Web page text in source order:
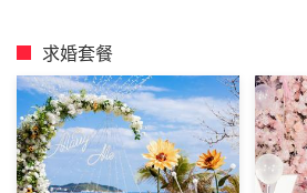
了，其实每个女孩子对婚
为一个男生应该求婚才能
浪漫具有创意的求婚呢?可
消所有的顾虑和你进入幸
来给你们解答这个问题吧。
求婚场景布置该怎
求婚用的创意道具需要准
欢求婚这种仪式感才会喜
一枚求婚戒指以外，还需
求婚套餐